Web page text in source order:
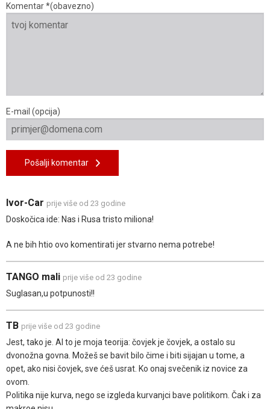
Komentar *(obavezno)
E-mail (opcija)
Pošalji komentar
Ivor-Car prije više od 23 godine
Doskočica ide: Nas i Rusa tristo miliona!
A ne bih htio ovo komentirati jer stvarno nema potrebe!
TANGO mali prije više od 23 godine
Suglasan,u potpunosti!!
TB prije više od 23 godine
Jest, tako je. Al to je moja teorija: čovjek je čovjek, a ostalo su
dvonožna govna. Možeš se bavit bilo čime i biti sijajan u tome, a
opet, ako nisi čovjek, sve ćeš usrat. Ko onaj svečenik iz novice za
ovom.
Politika nije kurva, nego se izgleda kurvanjci bave politikom. Čak i za